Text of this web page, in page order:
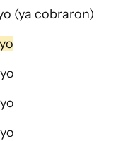
(ya cobraron)